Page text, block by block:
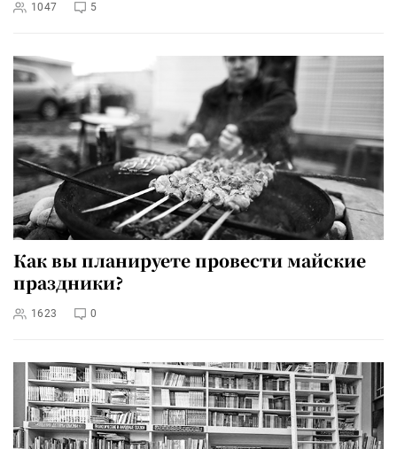
1047 5
Как вы планируете провести майские
праздники?
1623 0